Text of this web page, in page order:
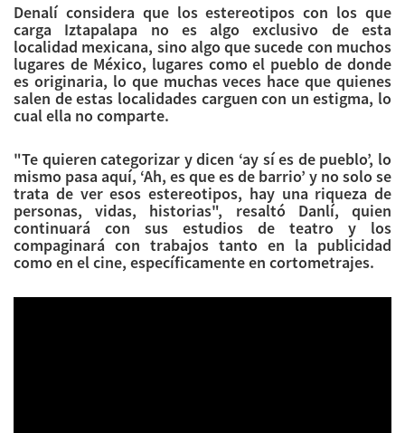
Denalí considera que los estereotipos con los que
carga Iztapalapa no es algo exclusivo de esta
localidad mexicana, sino algo que sucede con muchos
lugares de México, lugares como el pueblo de donde
es originaria, lo que muchas veces hace que quienes
salen de estas localidades carguen con un estigma, lo
cual ella no comparte.
"Te quieren categorizar y dicen ‘ay sí es de pueblo’, lo
mismo pasa aquí, ‘Ah, es que es de barrio’ y no solo se
trata de ver esos estereotipos, hay una riqueza de
personas, vidas, historias", resaltó Danlí, quien
continuará con sus estudios de teatro y los
compaginará con trabajos tanto en la publicidad
como en el cine, específicamente en cortometrajes.